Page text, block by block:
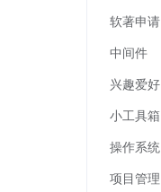
软著申请
中间件
兴趣爱好
小工具箱
操作系统
项目管理